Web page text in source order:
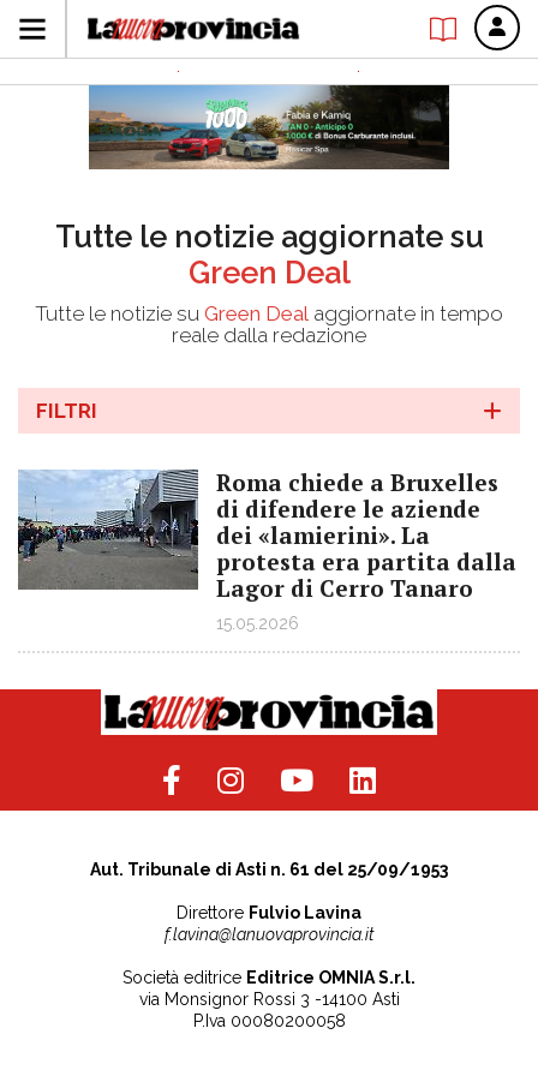
Tutte le notizie aggiornate su
Green Deal
Tutte le notizie su Green Deal aggiornate in tempo
reale dalla redazione
FILTRI
Roma chiede a Bruxelles
di difendere le aziende
dei «lamierini». La
protesta era partita dalla
Lagor di Cerro Tanaro
15.05.2026
Aut. Tribunale di Asti n. 61 del 25/09/1953
Direttore Fulvio Lavina
f.lavina@lanuovaprovincia.it
Società editrice Editrice OMNIA S.r.l.
via Monsignor Rossi 3 -14100 Asti
P.Iva 00080200058